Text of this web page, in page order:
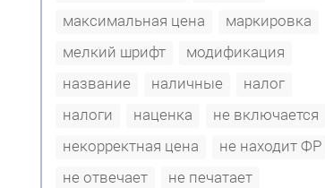
максимальная цена
маркировка
мелкий шрифт
модификация
название
наличные
налог
налоги
наценка
не включается
некорректная цена
не находит ФР
не отвечает
не печатает